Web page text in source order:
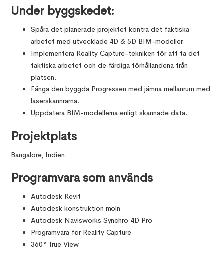
Under byggskedet:
Spåra det planerade projektet kontra det faktiska
arbetet med utvecklade 4D & 5D BIM-modeller.
Implementera Reality Capture-tekniken för att ta det
faktiska arbetet och de färdiga förhållandena från
platsen.
Fånga den byggda Progressen med jämna mellanrum med
laserskannrarna.
Uppdatera BIM-modellerna enligt skannade data.
Projektplats
Bangalore, Indien.
Programvara som används
Autodesk Revit
Autodesk konstruktion moln
Autodesk Navisworks Synchro 4D Pro
Programvara för Reality Capture
360° True View